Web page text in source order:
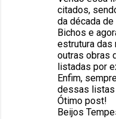
citados,
da década
Bichos e
estrutura
outras obras
listadas por
Enfim,
dessas listas
Ótimo post!
Beijos